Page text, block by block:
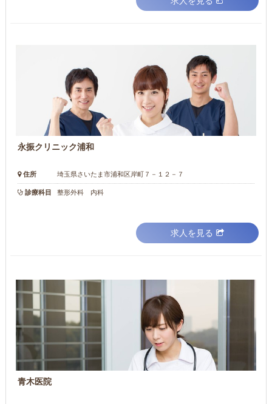
永振クリニック浦和
住所 埼玉県さいたま市浦和区岸町７－１２－７
診療科目 整形外科 内科
求人を見る
青木医院